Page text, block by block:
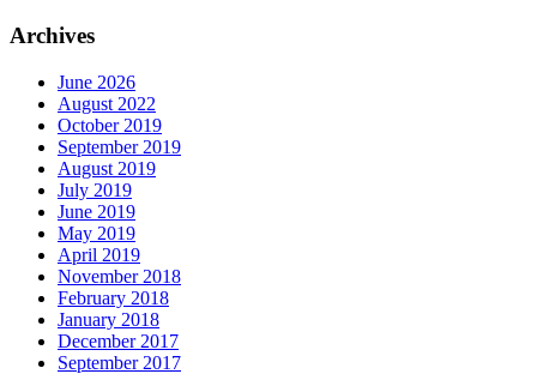
Archives
June 2026
August 2022
October 2019
September 2019
August 2019
July 2019
June 2019
May 2019
April 2019
November 2018
February 2018
January 2018
December 2017
September 2017